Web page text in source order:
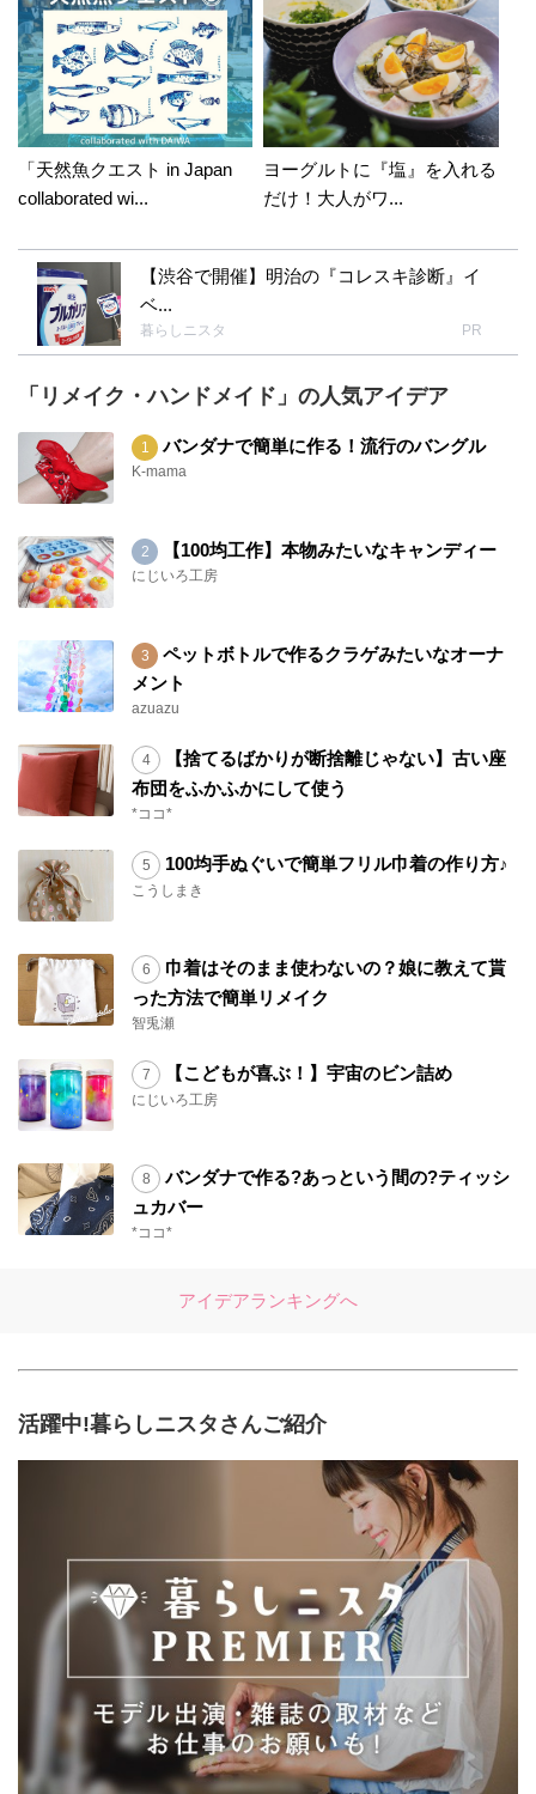
「天然魚クエスト in Japan
collaborated wi...
ヨーグルトに『塩』を入れる
だけ！大人がワ...
【渋谷で開催】明治の『コレスキ診断』イ
ベ...
暮らしニスタ PR
「リメイク・ハンドメイド」の人気アイデア
バンダナで簡単に作る！流行のバングル
K-mama
【100均工作】本物みたいなキャンディー
にじいろ工房
ペットボトルで作るクラゲみたいなオーナ
メント
azuazu
【捨てるばかりが断捨離じゃない】古い座
布団をふかふかにして使う
*ココ*
100均手ぬぐいで簡単フリル巾着の作り方♪
こうしまき
巾着はそのまま使わないの？娘に教えて貰
った方法で簡単リメイク
智兎瀬
【こどもが喜ぶ！】宇宙のビン詰め
にじいろ工房
バンダナで作る?あっという間の?ティッシ
ュカバー
*ココ*
アイデアランキングへ
活躍中!暮らしニスタさんご紹介